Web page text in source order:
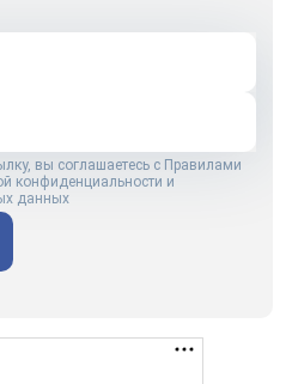
вы соглашаетесь с Правилами
конфиденциальности и
данных